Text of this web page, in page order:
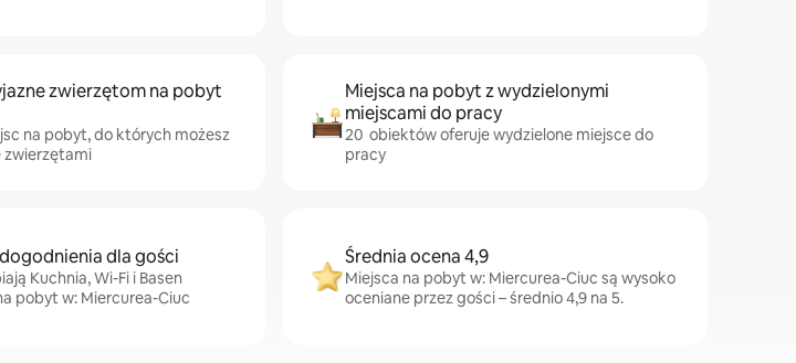
zwierzętom na pobyt
na pobyt, do których możesz
zwierzętami
Miejsca na pobyt z wydzielonymi
miejscami do pracy
20 obiektów oferuje wydzielone miejsce do
pracy
dla gości
Kuchnia, Wi-Fi i Basen
pobyt w: Miercurea-Ciuc
Średnia ocena 4,9
Miejsca na pobyt w: Miercurea-Ciuc są wysoko
oceniane przez gości – średnio 4,9 na 5.